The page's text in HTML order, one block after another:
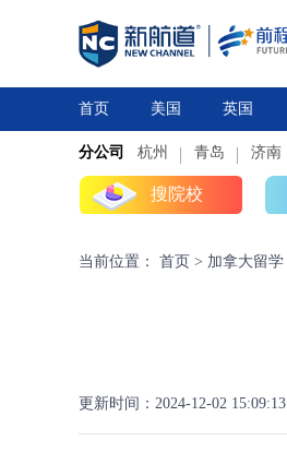
首页 美国
研究生 本科
英国
研究生
分公司 杭州 青岛 济南
搜院校
当前位置： 首页 > 加拿大留学
更新时间：2024-12-02 15:09:13